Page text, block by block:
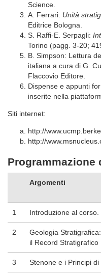
Science.
A. Ferrari: Unità
Editrice Bologna.
S. Raffi-E. Serpagli:
Torino (pagg. 3-20;
B. Simpson: Lettura
italiana a cura di G.
Flaccovio Editore.
Dispense e appunti
inserite nella
Siti internet:
http://
http://
Programmazione
Argomenti
1 Introduzione al corso.
2
Geologia
il Record Stratigrafico
3 Stenone e i Principi di